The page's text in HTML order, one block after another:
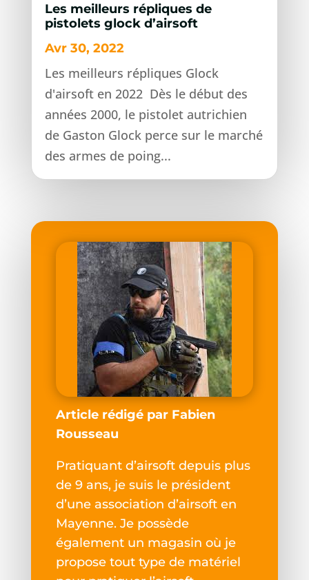
Les meilleurs répliques de
pistolets glock d’airsoft
Avr 30, 2022
Les meilleurs répliques Glock
d'airsoft en 2022 Dès le début des
années 2000, le pistolet autrichien
de Gaston Glock perce sur le marché
des armes de poing...
Article rédigé par Fabien
Rousseau
Pratiquant d’airsoft depuis plus
de 9 ans, je suis le président
d’une association d’airsoft en
Mayenne. Je possède
également un magasin où je
propose tout type de matériel